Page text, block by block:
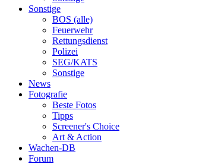
Sonstige
BOS (alle)
Feuerwehr
Rettungsdienst
Polizei
SEG/KATS
Sonstige
News
Fotografie
Beste Fotos
Tipps
Screener's Choice
Art & Action
Wachen-DB
Forum